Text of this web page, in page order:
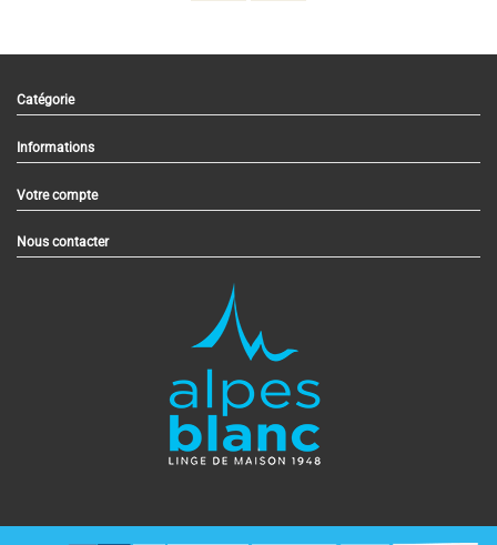
Catégorie
Informations
Votre compte
Nous contacter